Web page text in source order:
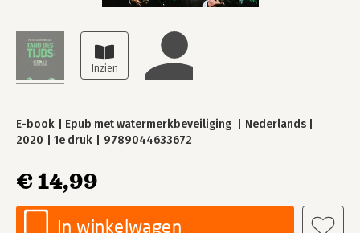
E-book Epub met watermerkbeveiliging
Nederlands
2020
1e druk 9789044633672
€ 14,99
In winkelwagen